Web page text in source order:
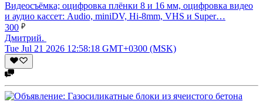
Видеосъёмка; оцифровка плёнки 8 и 16 мм, оцифровка видео
и аудио кассет: Audio, miniDV, Hi-8mm, VHS и Super…
300
Дмитрий.
Tue Jul 21 2026 12:58:18 GMT+0300 (MSK)